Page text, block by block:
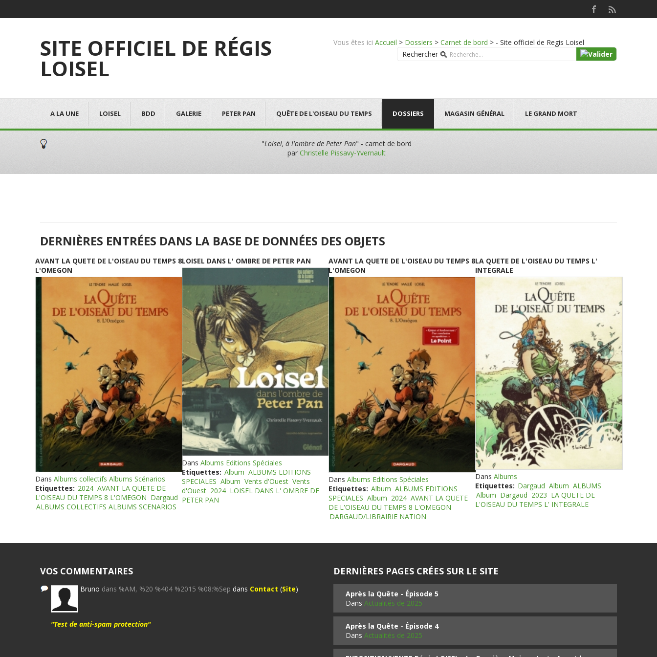
SITE OFFICIEL DE RÉGIS
LOISEL
Vous êtes ici Accueil > Dossiers > Carnet de bord > - Site officiel de Regis Loisel
Rechercher
A LA UNE LOISEL BDD GALERIE PETER PAN QUÊTE DE L'OISEAU DU TEMPS DOSSIERS MAGASIN GÉNÉRAL LE GRAND MORT
"Loisel, à l'ombre de Peter Pan" - carnet de bord
par Christelle Pissavy-Yvernault
DERNIÈRES ENTRÉES DANS LA BASE DE DONNÉES DES OBJETS
AVANT LA QUETE DE L'OISEAU DU TEMPS 8
L'OMEGON
Dans Albums collectifs Albums Scénarios
Etiquettes: 2024 AVANT LA QUETE DE
L'OISEAU DU TEMPS 8 L'OMEGON Dargaud
ALBUMS COLLECTIFS ALBUMS SCENARIOS
LOISEL DANS L' OMBRE DE PETER PAN
Dans Albums Editions Spéciales
Etiquettes: Album ALBUMS EDITIONS
SPECIALES Album Vents d'Ouest Vents
d'Ouest 2024 LOISEL DANS L' OMBRE DE
PETER PAN
AVANT LA QUETE DE L'OISEAU DU TEMPS 8
L'OMEGON
Dans Albums Editions Spéciales
Etiquettes: Album ALBUMS EDITIONS
SPECIALES Album 2024 AVANT LA QUETE
DE L'OISEAU DU TEMPS 8 L'OMEGON
DARGAUD/LIBRAIRIE NATION
LA QUETE DE L'OISEAU DU TEMPS L'
INTEGRALE
Dans Albums
Etiquettes: Dargaud Album ALBUMS
Album Dargaud 2023 LA QUETE DE
L'OISEAU DU TEMPS L' INTEGRALE
VOS COMMENTAIRES
Bruno dans %AM, %20 %404 %2015 %08:%Sep dans Contact (Site)
"Test de anti-spam protection"
DERNIÈRES PAGES CRÉES SUR LE SITE
Après la Quête - Épisode 5
Dans Actualités de 2025
Après la Quête - Épisode 4
Dans Actualités de 2025